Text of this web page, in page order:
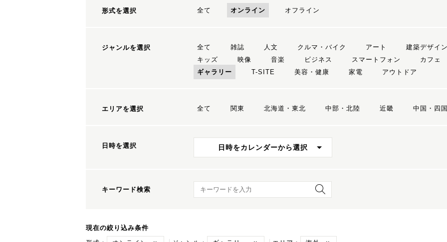
形式を選択 全て オンライン オフライン
ジャンルを選択 全て 雑誌 人文 クルマ・バイク アート 建築デザイン
キッズ
映像 音楽 ビジネス スマートフォン カフェ
ギャラリー
T-SITE 美容・健康 家電 アウトドア
エリアを選択 全て 関東 北海道・東北 中部・北陸 近畿 中国・四国
日時を選択 日時をカレンダーから選択
キーワード検索 キーワード検索
現在の絞り込み条件